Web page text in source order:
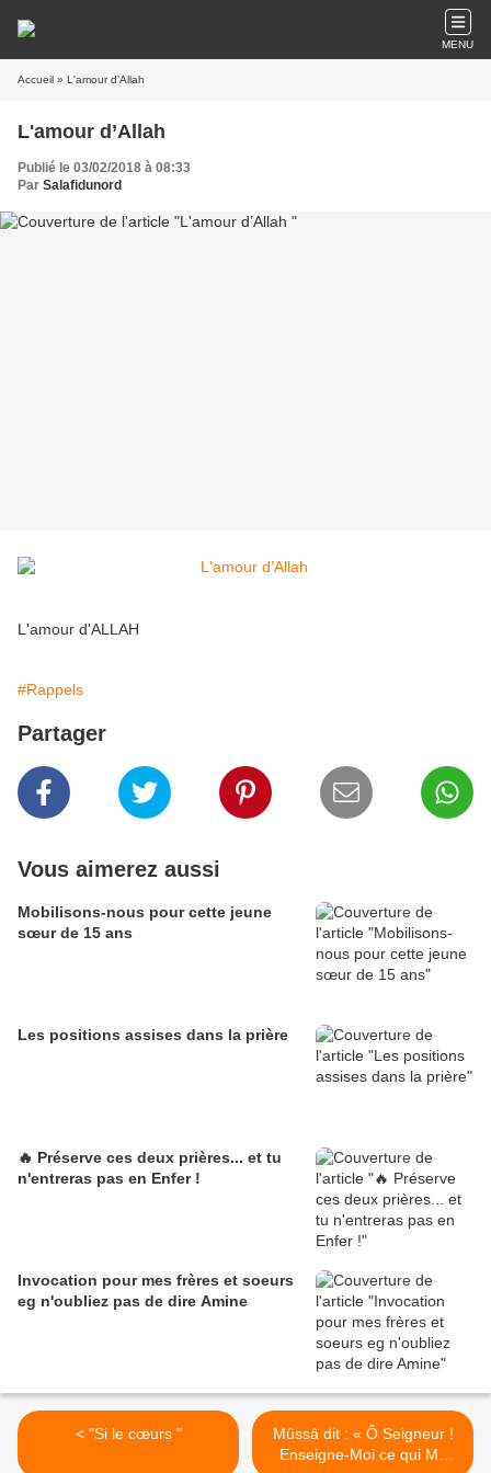
MENU
Accueil » L'amour d’Allah
L'amour d’Allah
Publié le 03/02/2018 à 08:33
Par Salafidunord
L'amour d'ALLAH
#Rappels
Partager
Vous aimerez aussi
Mobilisons-nous pour cette jeune
sœur de 15 ans
Les positions assises dans la prière
🔥 Préserve ces deux prières... et tu
n'entreras pas en Enfer !
Invocation pour mes frères et soeurs
eg n'oubliez pas de dire Amine
< "Si le cœurs "
Mûssâ dit : « Ô Seigneur !
Enseigne-Moi ce qui Me